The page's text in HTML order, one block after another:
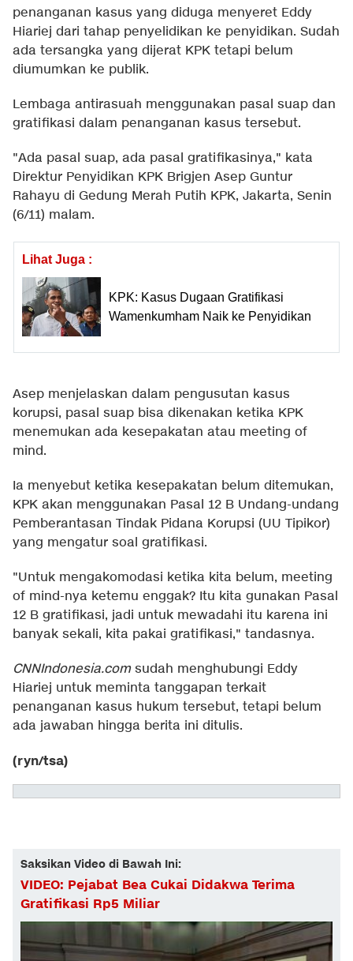
penanganan kasus yang diduga menyeret Eddy
Hiariej dari tahap penyelidikan ke penyidikan. Sudah
ada tersangka yang dijerat KPK tetapi belum
diumumkan ke publik.
Lembaga antirasuah menggunakan pasal suap dan
gratifikasi dalam penanganan kasus tersebut.
"Ada pasal suap, ada pasal gratifikasinya," kata
Direktur Penyidikan KPK Brigjen Asep Guntur
Rahayu di Gedung Merah Putih KPK, Jakarta, Senin
(6/11) malam.
Lihat Juga :
KPK: Kasus Dugaan Gratifikasi
Wamenkumham Naik ke Penyidikan
Asep menjelaskan dalam pengusutan kasus
korupsi, pasal suap bisa dikenakan ketika KPK
menemukan ada kesepakatan atau meeting of
mind.
Ia menyebut ketika kesepakatan belum ditemukan,
KPK akan menggunakan Pasal 12 B Undang-undang
Pemberantasan Tindak Pidana Korupsi (UU Tipikor)
yang mengatur soal gratifikasi.
"Untuk mengakomodasi ketika kita belum, meeting
of mind-nya ketemu enggak? Itu kita gunakan Pasal
12 B gratifikasi, jadi untuk mewadahi itu karena ini
banyak sekali, kita pakai gratifikasi," tandasnya.
CNNIndonesia.comsudah menghubungi Eddy
Hiariej untuk meminta tanggapan terkait
penanganan kasus hukum tersebut, tetapi belum
ada jawaban hingga berita ini ditulis.
(ryn/tsa)
Saksikan Video di Bawah Ini:
VIDEO: Pejabat Bea Cukai Didakwa Terima
Gratifikasi Rp5 Miliar